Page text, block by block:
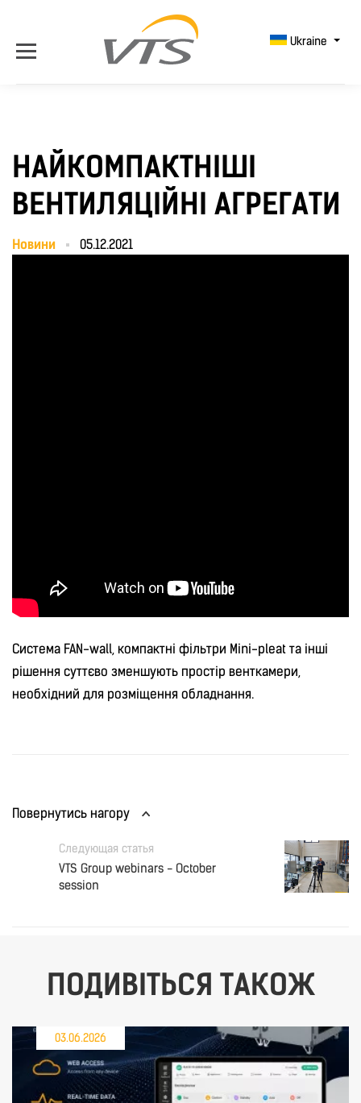
Ukraine
НАЙКОМПАКТНІШІ
ВЕНТИЛЯЦІЙНІ АГРЕГАТИ
Новини 05.12.2021
Система FAN-wall, компактні фільтри Mini-pleat та інші
рішення суттєво зменшують простір венткамери,
необхідний для розміщення обладнання.
Повернутись нагору
Следующая статья
VTS Group webinars - October
session
ПОДИВІТЬСЯ ТАКОЖ
03.06.2026